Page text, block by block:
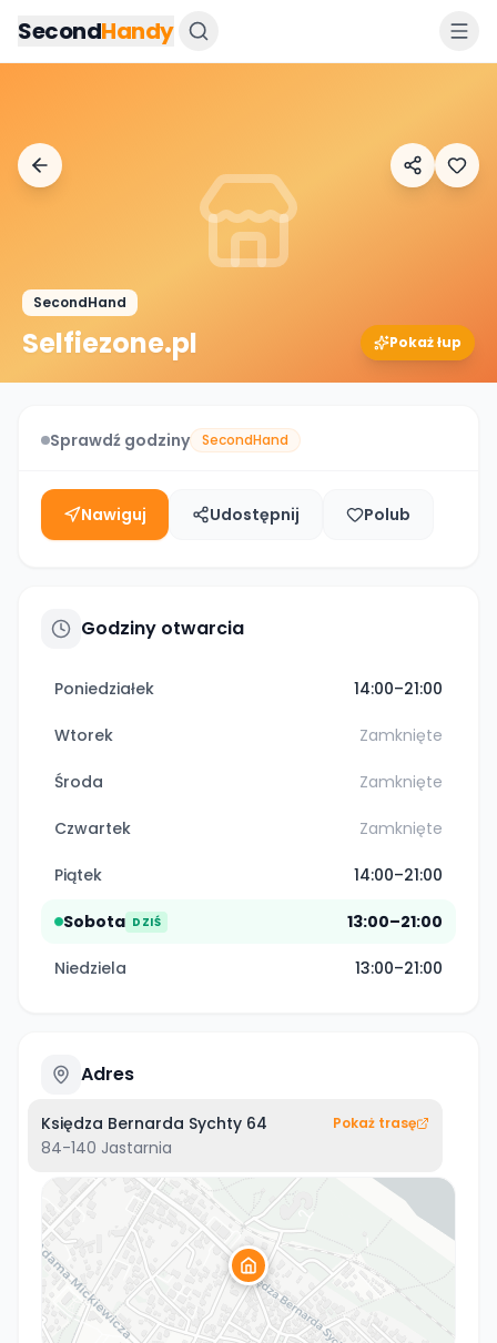
SecondHandy
SecondHand
Selfiezone.pl Pokaż łup
Sprawdź godziny SecondHand
Nawiguj Udostępnij Polub
Godziny otwarcia
Poniedziałek 14:00–21:00
Wtorek Zamknięte
Środa Zamknięte
Czwartek Zamknięte
Piątek 14:00–21:00
Sobota DZIŚ 13:00–21:00
Niedziela 13:00–21:00
Adres
Księdza Bernarda Sychty 64
84-140 Jastarnia
Pokaż trasę